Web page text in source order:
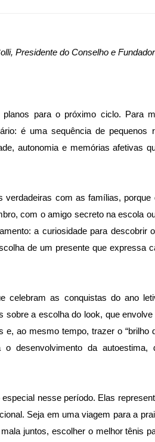
Presidente do Conselho e
para o próximo ciclo. Para
é uma sequência de pequenos
autonomia e memórias afetivas
com as famílias, porque
com o amigo secreto na escola
a curiosidade para descobrir
de um presente que expressa
celebram as conquistas do ano
a escolha do look, que
ao mesmo tempo, trazer o “brilho
desenvolvimento da
nesse período. Elas
Seja em uma viagem para a
juntos, escolher o melhor tênis